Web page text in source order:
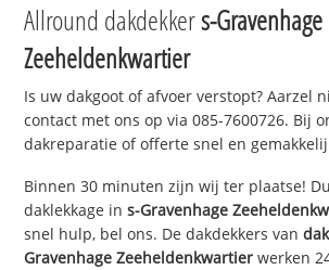
Allround dakdekkers-Gravenhage
Zeeheldenkwartier
Is uw dakgoot of afvoer verstopt? Aarzel
contact met ons op via 085-7600726. Bij
dakreparatie of offerte snel en
Binnen 30 minuten zijn wij ter plaatse!
daklekkage ins-Gravenhage
snel hulp, bel ons. De dakdekkers van
Gravenhage Zeeheldenkwartier werken